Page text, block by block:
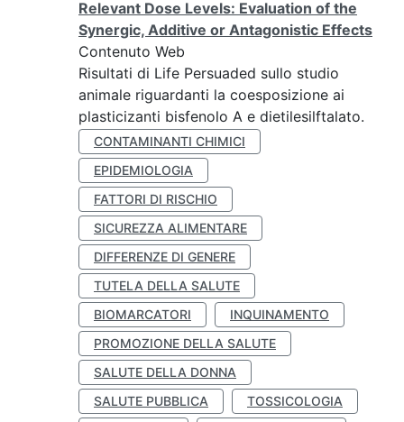
Relevant Dose Levels: Evaluation of the
Synergic, Additive or Antagonistic Effects
Contenuto Web
Risultati di Life Persuaded sullo studio
animale riguardanti la coesposizione ai
plasticizanti bisfenolo A e dietilesilftalato.
CONTAMINANTI CHIMICI
EPIDEMIOLOGIA
FATTORI DI RISCHIO
SICUREZZA ALIMENTARE
DIFFERENZE DI GENERE
TUTELA DELLA SALUTE
BIOMARCATORI
INQUINAMENTO
PROMOZIONE DELLA SALUTE
SALUTE DELLA DONNA
SALUTE PUBBLICA
TOSSICOLOGIA